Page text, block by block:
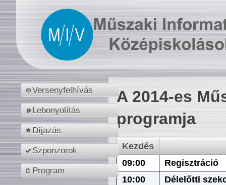
Versenyfelhívás
Lebonyolítás
Díjazás
Szponzorok
Program
A 2014-es
programja
Kezdés
09:00
Regisztráció
10:00
Délelőtti